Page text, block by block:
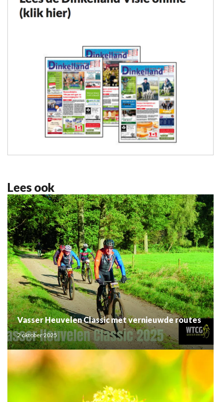
Lees ook
Vasser Heuvelen Classic met vernieuwde routes
2 oktober 2025